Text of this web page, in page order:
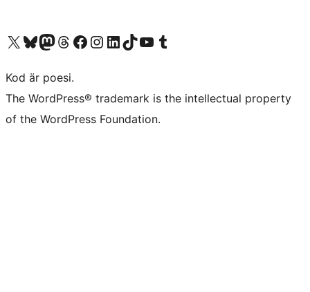
Besök vår X-konto (f.d. Twitter)
Besök vårt Bluesky-konto
Besök vårt Mastodon-konto
Besök vårt Thread-konto
Besök vår Facebook-sidaBesök vårt Instagram-konto
Besök vårt LinkedIn-konto
Besök vårt TikTok-konto
Besök vår YouTube-kanalBesök vårt Tumblr-konto
Kod är poesi.
The WordPress® trademark is the intellectual property
of the WordPress Foundation.